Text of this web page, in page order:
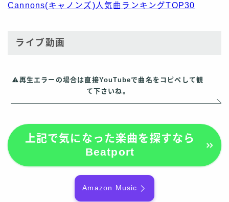
Cannons(キャノンズ)人気曲ランキングTOP30
ライブ動画
再生エラーの場合は直接YouTubeで曲名をコピペして観
て下さいね。
上記で気になった楽曲を探すなら
Beatport
Amazon Music